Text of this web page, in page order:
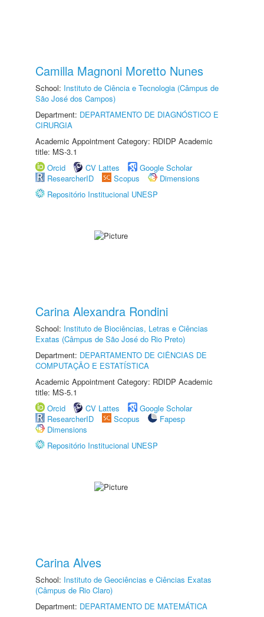
Camilla Magnoni Moretto Nunes
School: Instituto de Ciência e Tecnologia (Câmpus de
São José dos Campos)
Department: DEPARTAMENTO DE DIAGNÓSTICO E
CIRURGIA
Academic Appointment Category: RDIDP Academic
title: MS-3.1
Orcid
CV Lattes
Google Scholar
ResearcherID
Scopus
Dimensions
Repositório Institucional UNESP
Carina Alexandra Rondini
School: Instituto de Biociências, Letras e Ciências
Exatas (Câmpus de São José do Rio Preto)
Department: DEPARTAMENTO DE CIÊNCIAS DE
COMPUTAÇÃO E ESTATÍSTICA
Academic Appointment Category: RDIDP Academic
title: MS-5.1
Orcid
CV Lattes
Google Scholar
ResearcherID
Scopus
Fapesp
Dimensions
Repositório Institucional UNESP
Carina Alves
School: Instituto de Geociências e Ciências Exatas
(Câmpus de Rio Claro)
Department: DEPARTAMENTO DE MATEMÁTICA